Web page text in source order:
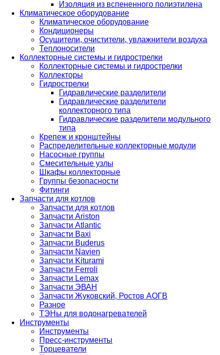
Изоляция из вспененного полиэтилена
Климатическое оборудование
Климатическое оборудование
Кондиционеры
Осушители, очистители, увлажнители воздуха
Теплоносители
Коллекторные системы и гидрострелки
Коллекторные системы и гидрострелки
Коллекторы
Гидрострелки
Гидравлические разделители
Гидравлические разделители
коллекторного типа
Гидравлические разделители модульного
типа
Крепеж и кронштейны
Распределительные коллекторные модули
Насосные группы
Смесительные узлы
Шкафы коллекторные
Группы безопасности
Фитинги
Запчасти для котлов
Запчасти для котлов
Запчасти Ariston
Запчасти Atlantic
Запчасти Baxi
Запчасти Buderus
Запчасти Navien
Запчасти Kiturami
Запчасти Ferroli
Запчасти Lemax
Запчасти ЭВАН
Запчасти Жуковский, Ростов АОГВ
Разное
ТЭНы для водонагревателей
Инструменты
Инструменты
Пресс-инструменты
Торцеватели